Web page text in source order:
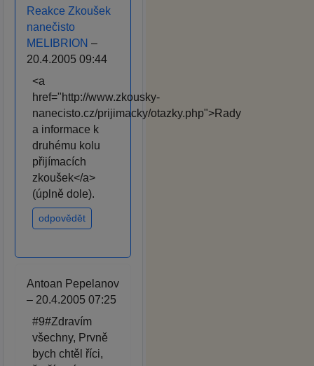
Reakce Zkoušek
nanečisto
MELIBRION –
20.4.2005 09:44
<a
href="http://www.zkousky-
nanecisto.cz/prijimacky/otazky.php">Rady
a informace k
druhému kolu
přijímacích
zkoušek</a>
(úplně dole).
odpovědět
Antoan Pepelanov
– 20.4.2005 07:25
#9#Zdravím
všechny, Prvně
bych chtěl říci,